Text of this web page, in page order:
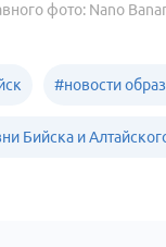
фото: Nano
#новости
Бийска и